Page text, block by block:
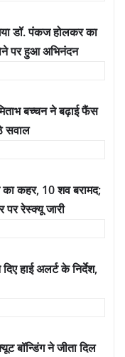
डॉ. पंकज होलकर का
पर हुआ अभिनंदन
बच्चन ने बढ़ाई फैंस
सवाल
का कहर, 10 शव बरामद;
रेस्क्यू जारी
हाई अलर्ट के निर्देश,
बॉन्डिंग ने जीता दिल